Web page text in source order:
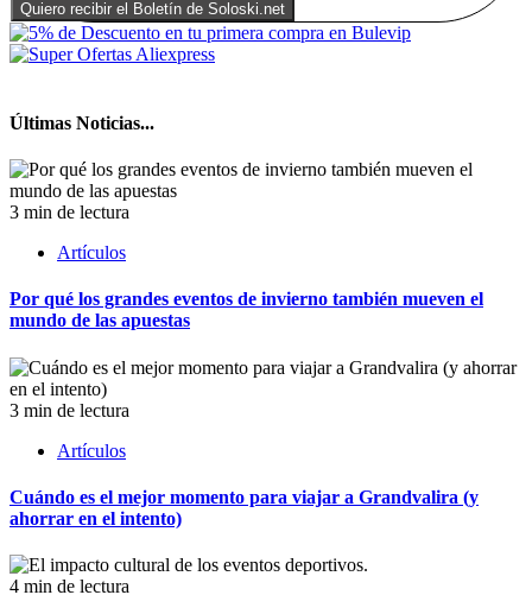
Últimas Noticias...
3 min de lectura
Artículos
Por qué los grandes eventos de invierno también mueven el
mundo de las apuestas
3 min de lectura
Artículos
Cuándo es el mejor momento para viajar a Grandvalira (y
ahorrar en el intento)
4 min de lectura